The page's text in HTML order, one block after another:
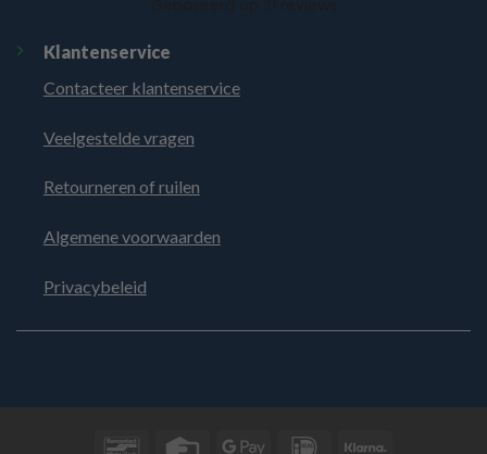
Klantenservice
Contacteer klantenservice
Veelgestelde vragen
Retourneren of ruilen
Algemene voorwaarden
Privacybeleid
BancontactCredit Google IDeal